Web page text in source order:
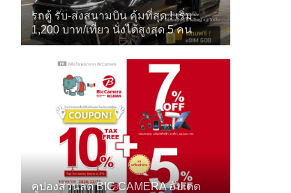
รถตู้ รับ-ส่งสนามบิน คุ้มที่สุด ! เริ่ม
1,200 บาท/เที่ยว นั่งได้สูงสุด 5 คน
คูปองส่วนลด BIC CAMERA อัปเดต